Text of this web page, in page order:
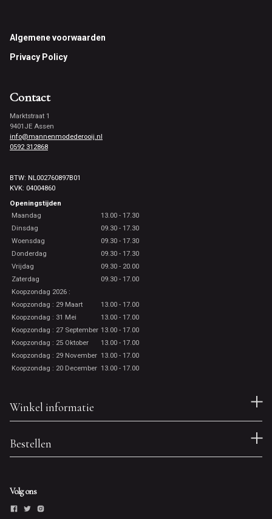
Footer
Algemene voorwaarden
Privacy Policy
Contact
Marktstraat 1
9401JE Assen
info@mannenmodederooij.nl
0592 312868
BTW: NL002760897B01
KVK: 04004860
Openingstijden
Maandag
13.00 - 17.30
Dinsdag
09.30 - 17.30
Woensdag
09.30 - 17.30
Donderdag
09.30 - 17.30
Vrijdag
09.30 - 20.00
Zaterdag
09.30 - 17.00
Koopzondag 2026 :
Koopzondag : 29 Maart
13.00 - 17.00
Koopzondag : 31 Mei
13.00 - 17.00
Koopzondag : 27 September 13.00 - 17.00
Koopzondag : 25 Oktober
13.00 - 17.00
Koopzondag : 29 November 13.00 - 17.00
Koopzondag : 20 December 13.00 - 17.00
Winkel informatie
Bestellen
Volg ons